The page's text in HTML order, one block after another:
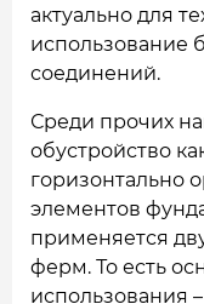
актуально для
использование
соединений.
Среди прочих
обустройство
горизонтально
элементов
применяется
ферм. То есть
использования